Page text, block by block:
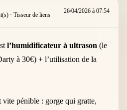
· Tisseur de liens
26/04/2026 à 07:54
l’humidificateur à ultrason (le
à 30€) + l’utilisation de la
vite pénible : gorge qui gratte,